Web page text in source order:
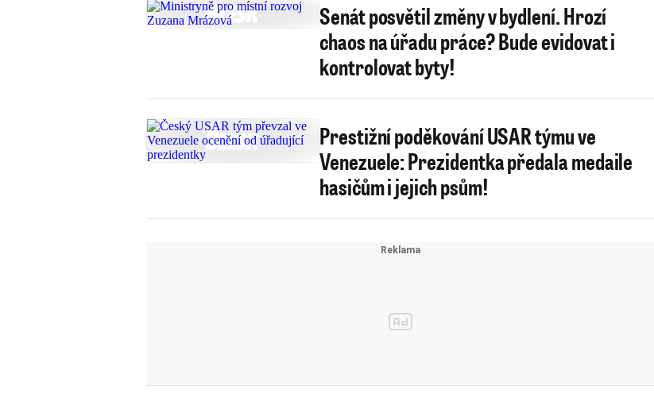
Senát posvětil změny v bydlení. Hrozí
chaos na úřadu práce? Bude evidovat i
kontrolovat byty!
Prestižní poděkování USAR týmu ve
Venezuele: Prezidentka předala medaile
hasičům i jejich psům!